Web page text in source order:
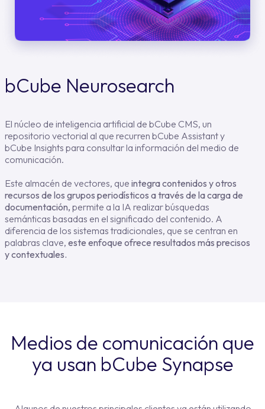
bCube Neurosearch
El núcleo de inteligencia artificial de bCube CMS, un
repositorio vectorial al que recurren bCube Assistant y
bCube Insights para consultar la información del medio de
comunicación.
Este almacén de vectores, que integra contenidos y otros
recursos de los grupos periodísticos a través de la carga de
documentación, permite a la IA realizar búsquedas
semánticas basadas en el significado del contenido. A
diferencia de los sistemas tradicionales, que se centran en
palabras clave, este enfoque ofrece resultados más precisos
y contextuales.
Medios de comunicación que
ya usan bCube Synapse